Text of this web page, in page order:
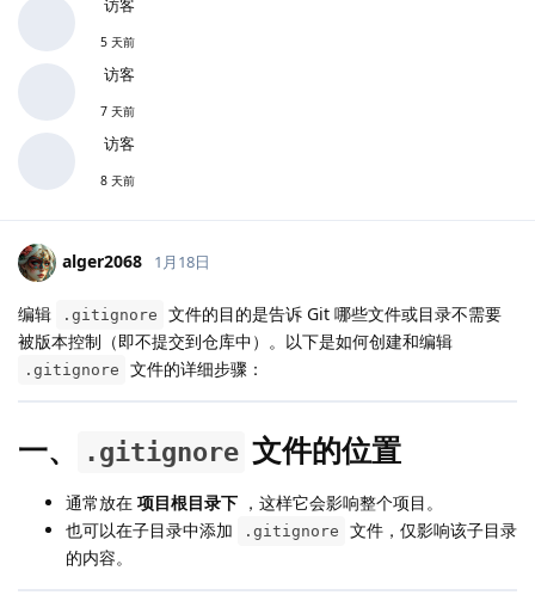
访客
5 天前
访客
7 天前
访客
8 天前
alger2068 1月18日
编辑 .gitignore
文件的目的是告诉 Git 哪些文件或目录不需要
被版本控制（即不提交到仓库中）。以下是如何创建和编辑
.gitignore 文件的详细步骤：
一、 .gitignore 文件的位置
通常放在 项目根目录下 ，这样它会影响整个项目。
也可以在子目录中添加
.gitignore
文件，仅影响该子目录
的内容。